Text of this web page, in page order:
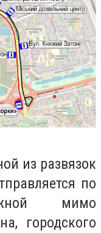
из развязок
по
мимо
городского